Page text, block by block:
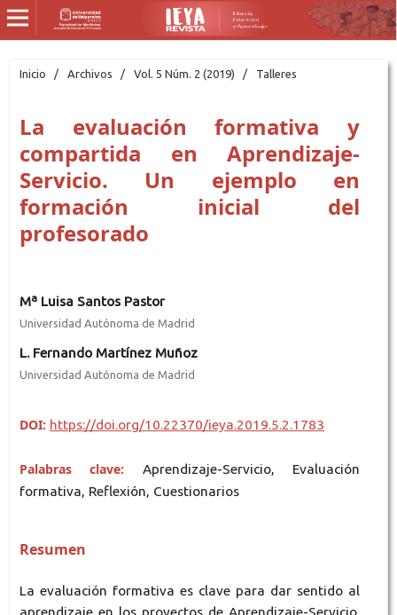
Inicio / Archivos / Vol. 5 Núm. 2 (2019) / Talleres
La evaluación formativa y
compartida en Aprendizaje-
Servicio. Un ejemplo en
formación inicial del
profesorado
Mª Luisa Santos Pastor
Universidad Autónoma de Madrid
L. Fernando Martínez Muñoz
Universidad Autónoma de Madrid
DOI: https://doi.org/10.22370/ieya.2019.5.2.1783
Palabras clave: Aprendizaje-Servicio, Evaluación
formativa, Reflexión, Cuestionarios
Resumen
La evaluación formativa es clave para dar sentido al
aprendizaje en los proyectos de Aprendizaje-Servicio.